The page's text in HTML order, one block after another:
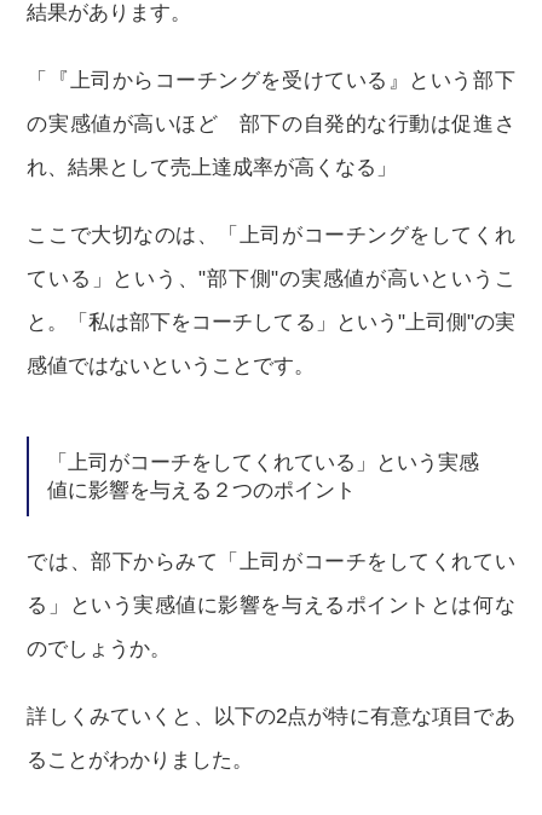
結果があります。
「『上司からコーチングを受けている』という部下
の実感値が高いほど 部下の自発的な行動は促進さ
れ、結果として売上達成率が高くなる」
ここで大切なのは、「上司がコーチングをしてくれ
ている」という、"部下側"の実感値が高いというこ
と。「私は部下をコーチしてる」という"上司側"の実
感値ではないということです。
「上司がコーチをしてくれている」という実感
値に影響を与える２つのポイント
では、部下からみて「上司がコーチをしてくれてい
る」という実感値に影響を与えるポイントとは何な
のでしょうか。
詳しくみていくと、以下の2点が特に有意な項目であ
ることがわかりました。